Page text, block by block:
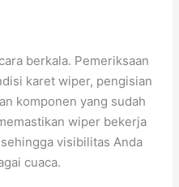
berkala. Pemeriksaan
karet wiper, pengisian
komponen yang sudah
wiper bekerja
visibilitas Anda
cuaca.